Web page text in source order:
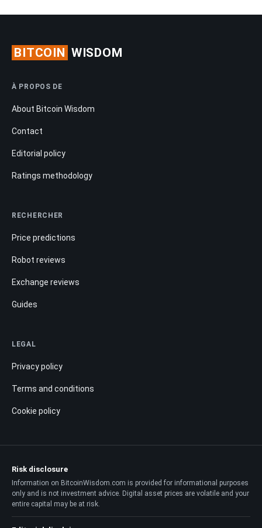
BITCOIN WISDOM
À PROPOS DE
About Bitcoin Wisdom
Contact
Editorial policy
Ratings methodology
RECHERCHER
Price predictions
Robot reviews
Exchange reviews
Guides
LEGAL
Privacy policy
Terms and conditions
Cookie policy
Risk disclosure
Information on BitcoinWisdom.com is provided for informational purposes
only and is not investment advice. Digital asset prices are volatile and your
entire capital may be at risk.